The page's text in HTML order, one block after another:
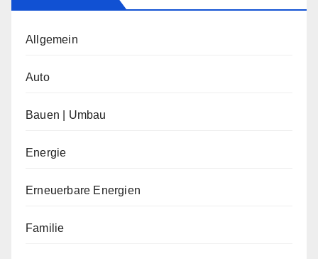
Allgemein
Auto
Bauen | Umbau
Energie
Erneuerbare Energien
Familie